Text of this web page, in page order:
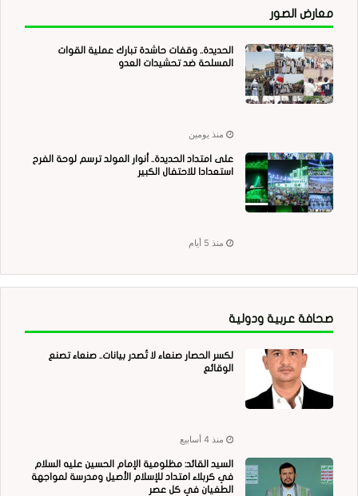
معارض الصور
الحديدة.. وقفات حاشدة تبارك عملية القوات
المسلحة ضد تحشيدات العدو
منذ يومين
على امتداد الحديدة.. أنوار المولد ترسم لوحة الفرح
استعدادا للاحتفال الكبير
منذ 5 أيام
صحافة عربية ودولية
لكسر الحصار صنعاء لا تُصدر بيانات.. صنعاء تصنع
الوقائع
منذ 4 أسابيع
السيد القائد: مظلومية الإمام الحسين عليه السلام
في كربلاء امتداد للإسلام الأصيل ومدرسة لمواجهة
الطغيان في كل عصر